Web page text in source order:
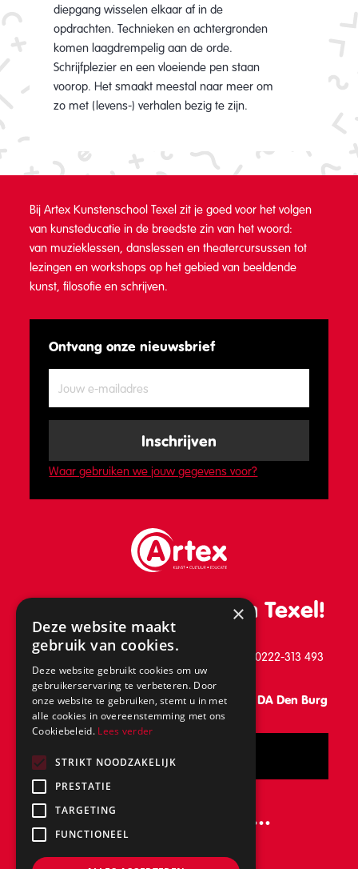
diepgang wisselen elkaar af in de
opdrachten. Technieken en achtergronden
komen laagdrempelig aan de orde.
Schrijfplezier en een vloeiende pen staan
voorop. Het smaakt meestal naar meer om
zo met (levens-) verhalen bezig te zijn.
Bij Artex Kunstenschool Texel zit je goed voor het volgen
van kunsteducatie in de breedste zin van het woord:
van muzieklessen, danslessen en theatercursussen tot
lezingen en workshops op het gebied van beeldende
kunst, filosofie en schrijven.
Ontvang onze nieuwsbrief
Waar gebruiken we jouw gegevens voor?
De leukste school van Texel!
Schilderend 39, 1791 BB Den Burg, telefoon: 0222-313 493
Vanaf 31 augustus: Keesomlaan 15, 1791 DA Den Burg
Bel
Volg ons ook op...
×
Deze website maakt
gebruik van cookies.
Deze website gebruikt cookies om uw
gebruikerservaring te verbeteren. Door
onze website te gebruiken, stemt u in met
alle cookies in overeenstemming met ons
Cookiebeleid. Lees verder
STRIKT NOODZAKELIJK
PRESTATIE
TARGETING
FUNCTIONEEL